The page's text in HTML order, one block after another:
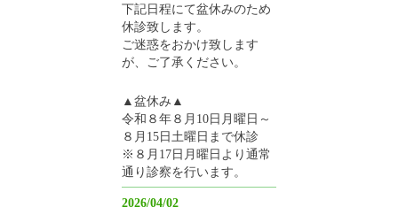
下記日程にて盆休みのため
休診致します。
ご迷惑をおかけ致します
が、ご了承ください。
▲盆休み▲
令和８年８月10日月曜日～
８月15日土曜日まで休診
※８月17日月曜日より通常
通り診察を行います。
2026/04/02